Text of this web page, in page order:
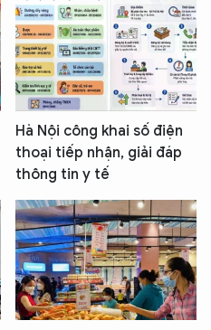
Hà Nội công khai số điện
thoại tiếp nhận, giải đáp
thông tin y tế